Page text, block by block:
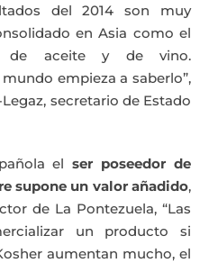
del 2014 son muy
en Asia como el
de aceite y de vino.
empieza a saberlo”,
secretario de Estado
elser poseedor de
supone un valor añadido,
de La Pontezuela, “Las
un producto si
aumentan mucho, el